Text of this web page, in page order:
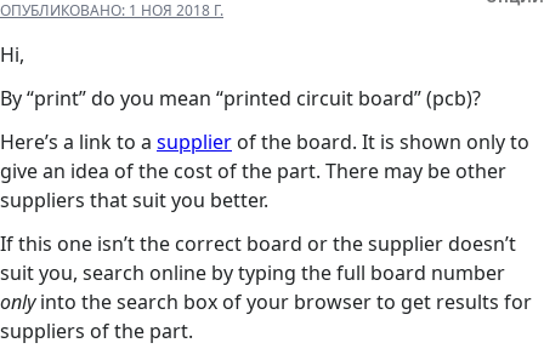
ОПУБЛИКОВАНО: 1 НОЯ 2018 Г.
Hi,
By “print” do you mean “printed circuit board” (pcb)?
Here’s a link to a supplier of the board. It is shown only to
give an idea of the cost of the part. There may be other
suppliers that suit you better.
If this one isn’t the correct board or the supplier doesn’t
suit you, search online by typing the full board number
onlyinto the search box of your browser to get results for
suppliers of the part.